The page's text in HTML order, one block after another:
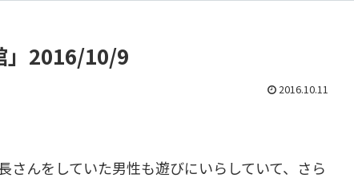
」2016/10/9
2016.10.11
んをしていた男性も遊びにいらしていて、さら